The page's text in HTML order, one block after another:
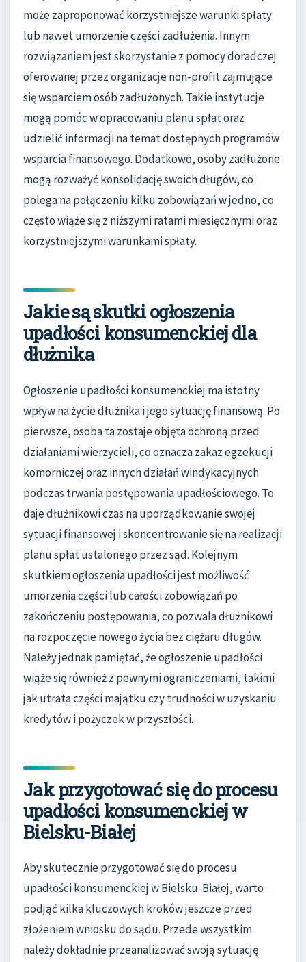
może zaproponować korzystniejsze warunki spłaty
lub nawet umorzenie części zadłużenia. Innym
rozwiązaniem jest skorzystanie z pomocy doradczej
oferowanej przez organizacje non-profit zajmujące
się wsparciem osób zadłużonych. Takie instytucje
mogą pomóc w opracowaniu planu spłat oraz
udzielić informacji na temat dostępnych programów
wsparcia finansowego. Dodatkowo, osoby zadłużone
mogą rozważyć konsolidację swoich długów, co
polega na połączeniu kilku zobowiązań w jedno, co
często wiąże się z niższymi ratami miesięcznymi oraz
korzystniejszymi warunkami spłaty.
Jakie są skutki ogłoszenia
upadłości konsumenckiej dla
dłużnika
Ogłoszenie upadłości konsumenckiej ma istotny
wpływ na życie dłużnika i jego sytuację finansową. Po
pierwsze, osoba ta zostaje objęta ochroną przed
działaniami wierzycieli, co oznacza zakaz egzekucji
komorniczej oraz innych działań windykacyjnych
podczas trwania postępowania upadłościowego. To
daje dłużnikowi czas na uporządkowanie swojej
sytuacji finansowej i skoncentrowanie się na realizacji
planu spłat ustalonego przez sąd. Kolejnym
skutkiem ogłoszenia upadłości jest możliwość
umorzenia części lub całości zobowiązań po
zakończeniu postępowania, co pozwala dłużnikowi
na rozpoczęcie nowego życia bez ciężaru długów.
Należy jednak pamiętać, że ogłoszenie upadłości
wiąże się również z pewnymi ograniczeniami, takimi
jak utrata części majątku czy trudności w uzyskaniu
kredytów i pożyczek w przyszłości.
Jak przygotować się do procesu
upadłości konsumenckiej w
Bielsku-Białej
Aby skutecznie przygotować się do procesu
upadłości konsumenckiej w Bielsku-Białej, warto
podjąć kilka kluczowych kroków jeszcze przed
złożeniem wniosku do sądu. Przede wszystkim
należy dokładnie przeanalizować swoją sytuację